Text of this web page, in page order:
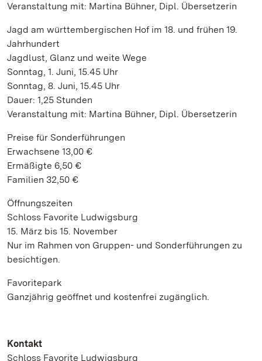
Veranstaltung mit: Martina Bühner, Dipl. Übersetzerin
Jagd am württembergischen Hof im 18. und frühen 19.
Jahrhundert
Jagdlust, Glanz und weite Wege
Sonntag, 1. Juni, 15.45 Uhr
Sonntag, 8. Juni, 15.45 Uhr
Dauer: 1,25 Stunden
Veranstaltung mit: Martina Bühner, Dipl. Übersetzerin
Preise für Sonderführungen
Erwachsene 13,00 €
Ermäßigte 6,50 €
Familien 32,50 €
Öffnungszeiten
Schloss Favorite Ludwigsburg
15. März bis 15. November
Nur im Rahmen von Gruppen- und Sonderführungen zu
besichtigen.
Favoritepark
Ganzjährig geöffnet und kostenfrei zugänglich.
Kontakt
Schloss Favorite Ludwigsburg